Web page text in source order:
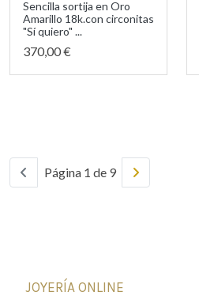
Sencilla sortija en Oro
Amarillo 18k.con circonitas
"Sí quiero" ...
370,00 €
Página 1 de 9
JOYERÍA ONLINE